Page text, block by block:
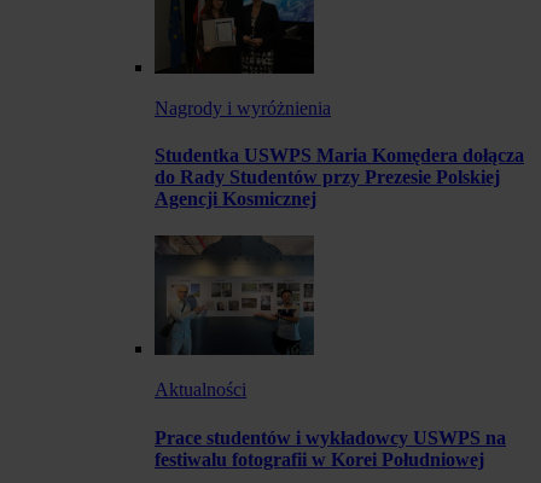
Nagrody i wyróżnienia
Studentka USWPS Maria Komędera dołącza
do Rady Studentów przy Prezesie Polskiej
Agencji Kosmicznej
Aktualności
Prace studentów i wykładowcy USWPS na
festiwalu fotografii w Korei Południowej